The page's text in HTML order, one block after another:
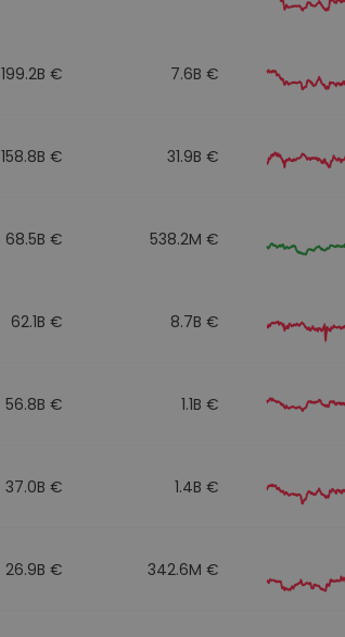
199.2B € 7.6B €
158.8B € 31.9B €
68.5B € 538.2M €
62.1B € 8.7B €
56.8B € 1.1B €
37.0B € 1.4B €
26.9B € 342.6M €